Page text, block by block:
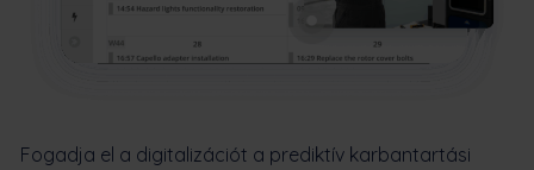
Fogadja el a digitalizációt a prediktív karbantartási